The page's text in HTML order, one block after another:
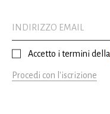
Accetto i termini della
Procedi con l'iscrizione